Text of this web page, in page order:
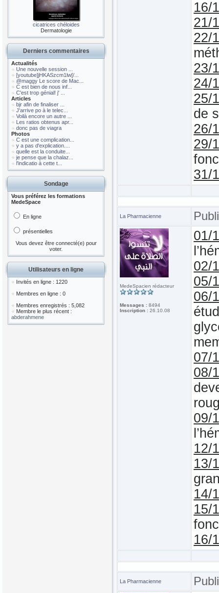
cicatrices chéloides
Dermatologie
Derniers commentaires
Actualités
Une nouvelle session ...
[youtube]jHKASzcm1lw[/...
@maggy Le score de Mac...
C est bien de nous inf...
C'est trop génial! j' ...
Articles
bjr afin de finaliser ...
J'arrive po à le telec...
Voilà encore un autre ...
Les ratios obtenus apr...
donc pas de viagra
Photos
C est une complication...
y a pas d'explication....
quelle est la conduite...
je pense que la chalaz...
l'indicatio à cette t...
Sondage
Vous préférez les formations
MedeSpace
En ligne
présentielles
Vous devez être connecté(e) pour
voter.
Utilisateurs en ligne
Invités en ligne : 1220
Membres en ligne : 0
Membres enregistrés : 5,082
Membre le plus récent :
abderahmene
16/
21/
22/
23/
24/
25/
de
26/
29/
31/
La Pharmacienne
MedeSpacien rédacteur
Messages : 8494
Inscription : 26.10.08
01/
02/
05/
06/
07/
08/
09/
12/
13/
14/
15/
16/
La Pharmacienne